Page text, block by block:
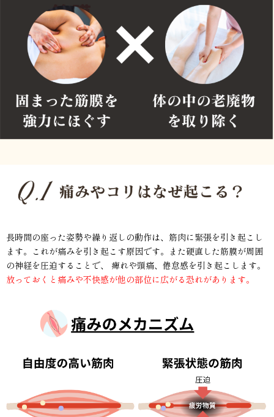
長時間の座った姿勢や繰り返しの動作は、筋肉に緊張を引き起こし
ます。これが痛みを引き起こす原因です。また硬直した筋膜が周囲
の神経を圧迫することで、 痺れや頭痛、倦怠感を引き起こします。
放っておくと痛みや不快感が他の部位に広がる恐れがあります。